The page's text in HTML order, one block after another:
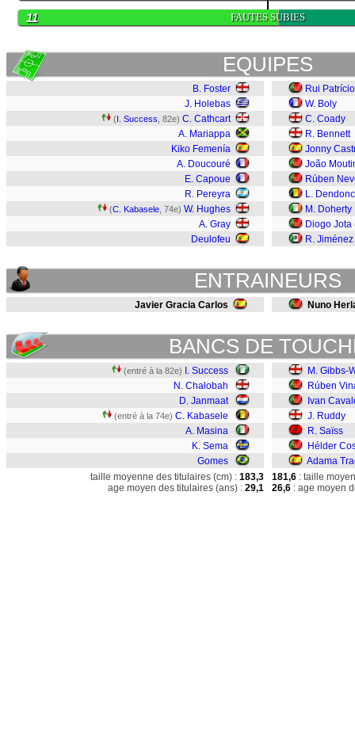
FAUTES SUBIES
11
EQUIPES
B. Foster
J. Holebas
(I. Success , 82e) C. Cathcart
A. Mariappa
Kiko Femenía
A. Doucouré
E. Capoue
R. Pereyra
(C. Kabasele , 74e) W. Hughes
A. Gray
Deulofeu
Rui Patrício
W. Boly
C. Coady
R. Bennett
Jonny
João
Rúben
L.
M. Doherty
Diogo Jota
R. Jiménez
ENTRAINEURS
Javier Gracia Carlos Nuno
BANCS DE
(entré à la 82e)
I. Success
N. Chalobah
D. Janmaat
(entré à la 74e) C. Kabasele
A. Masina
K. Sema
Gomes
M. Gibbs-
Rúben
Ivan
J. Ruddy
R. Saïss
Hélder
Adama
taille moyenne des titulaires (cm) : 183,3
age moyen des titulaires (ans) : 29,1
181,6 : taille
26,6 : age moyen